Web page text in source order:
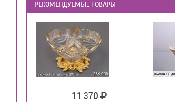
РЕКОМЕНДУЕМЫЕ ТОВАРЫ
11 370